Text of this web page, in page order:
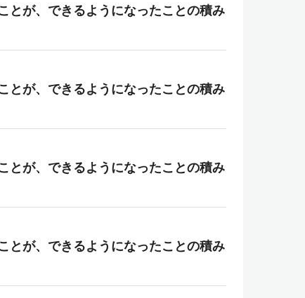
が、できるようになったことの積み
が、できるようになったことの積み
が、できるようになったことの積み
が、できるようになったことの積み